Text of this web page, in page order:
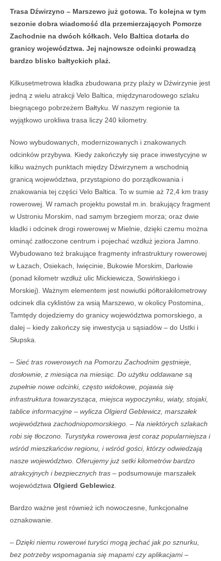
Trasa Dźwirzyno – Marszewo już gotowa. To kolejna w tym
sezonie dobra wiadomość dla przemierzających Pomorze
Zachodnie na dwóch kółkach. Velo Baltica dotarła do
granicy województwa. Jej najnowsze odcinki prowadzą
bardzo blisko bałtyckich plaż.
Kilkusetmetrowa kładka zbudowana przy plaży w Dźwirzynie jest
jedną z wielu atrakcji Velo Baltica, międzynarodowego szlaku
biegnącego pobrzeżem Bałtyku. W naszym regionie ta
wyjątkowo urokliwa trasa liczy 240 kilometry.
Nowo wybudowanych, modernizowanych i znakowanych
odcinków przybywa. Kiedy zakończyły się prace inwestycyjne w
kilku ważnych punktach między Dźwirzynem a wschodnią
granicą województwa, przystąpiono do porządkowania i
znakowania tej części Velo Baltica. To w sumie aż 72,4 km trasy
rowerowej. W ramach projektu powstał m.in. brakujący fragment
w Ustroniu Morskim, nad samym brzegiem morza; oraz dwie
kładki i odcinek drogi rowerowej w Mielnie, dzięki czemu można
ominąć zatłoczone centrum i pojechać wzdłuż jeziora Jamno.
Wybudowano też brakujące fragmenty infrastruktury rowerowej
w Łazach, Osiekach, Iwięcinie, Bukowie Morskim, Darłowie
(ponad kilometr wzdłuż ulic Mickiewicza, Sowińskiego i
Morskiej). Ważnym elementem jest nowiutki półtorakilometrowy
odcinek dla cyklistów za wsią Marszewo, w okolicy Postomina,.
Tamtędy dojedziemy do granicy województwa pomorskiego, a
dalej – kiedy zakończy się inwestycja u sąsiadów – do Ustki i
Słupska.
– Sieć tras rowerowych na Pomorzu Zachodnim gęstnieje,
dosłownie, z miesiąca na miesiąc. Do użytku oddawane są
zupełnie nowe odcinki, często widokowe, pojawia się
infrastruktura towarzysząca, miejsca wypoczynku, wiaty, stojaki,
tablice informacyjne – wylicza Olgierd Geblewicz, marszałek
województwa zachodniopomorskiego. – Na niektórych szlakach
robi się tłoczono. Turystyka rowerowa jest coraz popularniejsza i
wśród mieszkańców regionu, i wśród gości, którzy odwiedzają
nasze województwo. Oferujemy już setki kilometrów bardzo
atrakcyjnych i bezpiecznych tras – podsumowuje marszałek
województwa Olgierd Geblewicz
Bardzo ważne jest również ich nowoczesne, funkcjonalne
oznakowanie.
– Dzięki niemu rowerowi turyści mogą jechać jak po sznurku,
bez potrzeby wspomagania się mapami czy aplikacjami–